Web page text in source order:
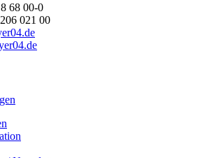
68 00-0
021 00